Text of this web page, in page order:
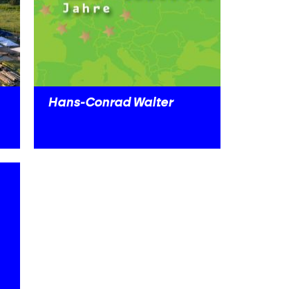
Hans-Conrad Walter